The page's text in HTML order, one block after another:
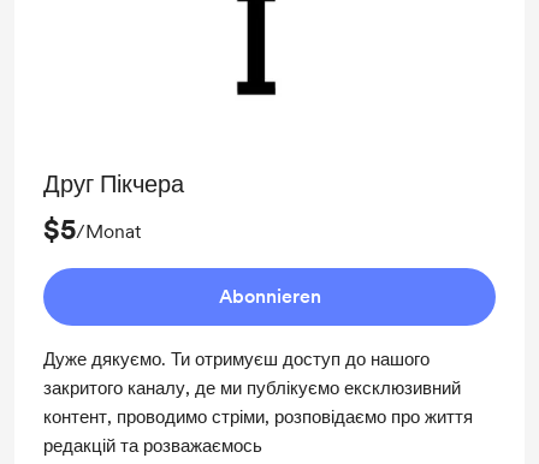
Друг Пікчера
$5/Monat
Abonnieren
Дуже дякуємо. Ти отримуєш доступ до нашого
закритого каналу, де ми публікуємо ексклюзивний
контент, проводимо стріми, розповідаємо про життя
редакцій та розважаємось